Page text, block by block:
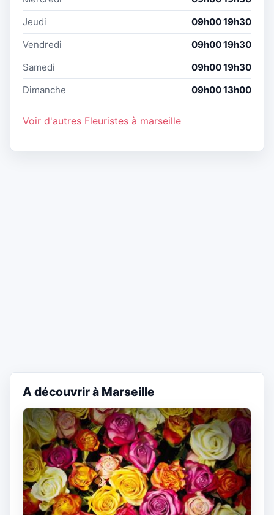
Jeudi
09h00 19h30
Vendredi
09h00 19h30
Samedi
09h00 19h30
Dimanche
09h00 13h00
Voir d'autres Fleuristes à marseille
A découvrir à Marseille